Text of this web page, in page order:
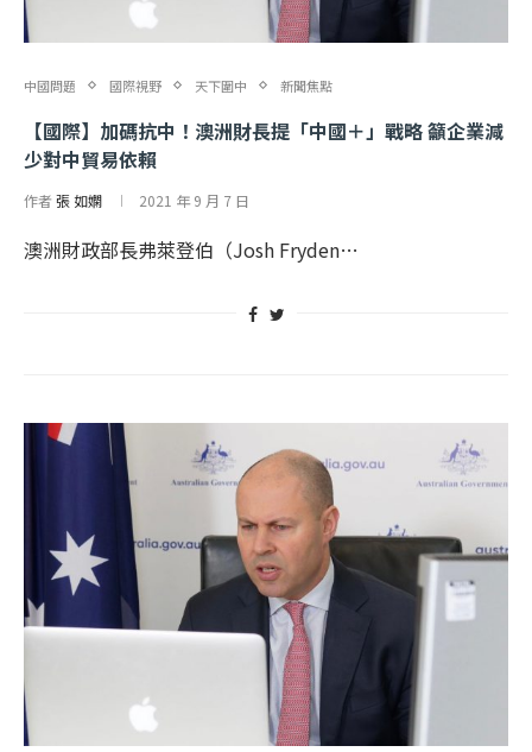
中國問題 國際視野 天下圍中 新聞焦點
【國際】加碼抗中！澳洲財長提「中國＋」戰略 籲企業減
少對中貿易依賴
作者張 如嫻 2021 年 9 月 7 日
澳洲財政部長弗萊登伯（Josh Fryden…